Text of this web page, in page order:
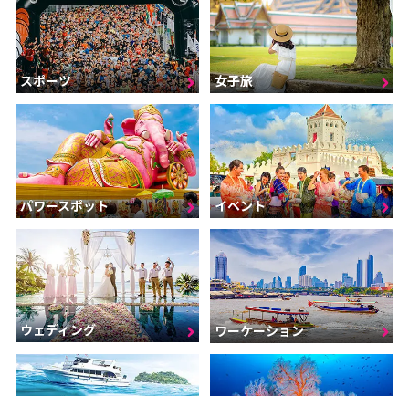
スポーツ 女子旅
パワースポット イベント
ウェディング ワーケーション